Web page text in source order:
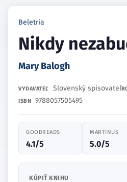
Beletria
Nikdy
Mary Balogh
VYDAVATEĽ Slovenský spisovateľ
ISBN 9788057505495
GOODREADS
4.1/5
MARTINUS
5.0/5
KÚPIŤ KNIHU